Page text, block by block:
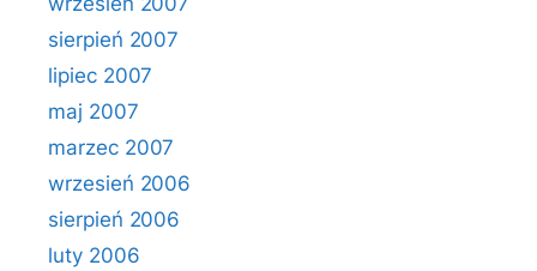
sierpień 2007
lipiec 2007
maj 2007
marzec 2007
wrzesień 2006
sierpień 2006
luty 2006